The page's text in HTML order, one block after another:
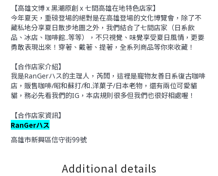
【高雄文博 x 黑潮原創 x 七間高雄在地特色店家】
今年夏天，重磅登場的絕對是在高雄登場的文化博覽會，除了不
藏私地分享夏日散步地圖之外，我們結合了七間店家（日系飲
品、冰店、咖啡館..等等），不只視覺、味覺享受夏日風情，更要
勇敢表現出來！穿著、戴著、提著，全系列商品等你來收藏！
【合作店家介紹】
我是RanGerハス的主理人，芮闆， 這裡是寵物友善日系復古咖啡
店， 販售咖啡/昭和蘇打/和.洋菓子/日本老物， 還有兩位可愛貓
貓， 務必先看我們的IG， 本店規則很多但我們也很好相處喔！
【合作店家資訊】
RanGerハス
高雄市新興區信守街99號
Additional details